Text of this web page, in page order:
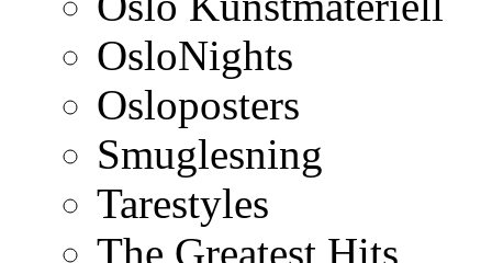
OsloNights
Osloposters
Smuglesning
Tarestyles
The Greatest Hits